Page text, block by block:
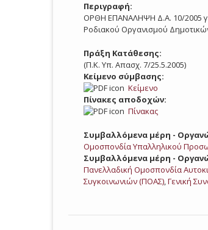
Περιγραφή:
ΟΡΘΗ ΕΠΑΝΑΛΗΨΗ Δ.Α. 10/2005
Ροδιακού Οργανισμού
Πράξη Κατάθεσης:
(Π.Κ. Υπ. Απασχ. 7/25.5.2005)
Κείμενο σύμβασης:
Κείμενο
Πίνακες αποδοχών:
Πίνακας
Συμβαλλόμενα μέρη -
Ομοσπονδία Υπαλληλικού
Συμβαλλόμενα μέρη -
Πανελλαδική Ομοσπονδία
Συγκοινωνιών (ΠΟΑΣ),Γενική